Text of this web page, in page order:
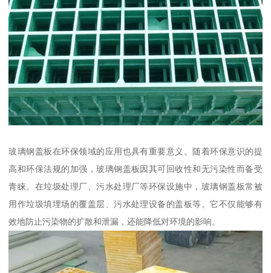
玻璃钢盖板在环保领域的应用也具有重要意义。随着环保意识的提
高和环保法规的加强，玻璃钢盖板因其可回收性和无污染性而备受
青睐。在垃圾处理厂、污水处理厂等环保设施中，玻璃钢盖板常被
用作垃圾填埋场的覆盖层、污水处理设备的盖板等。它不仅能够有
效地防止污染物的扩散和泄漏，还能降低对环境的影响。